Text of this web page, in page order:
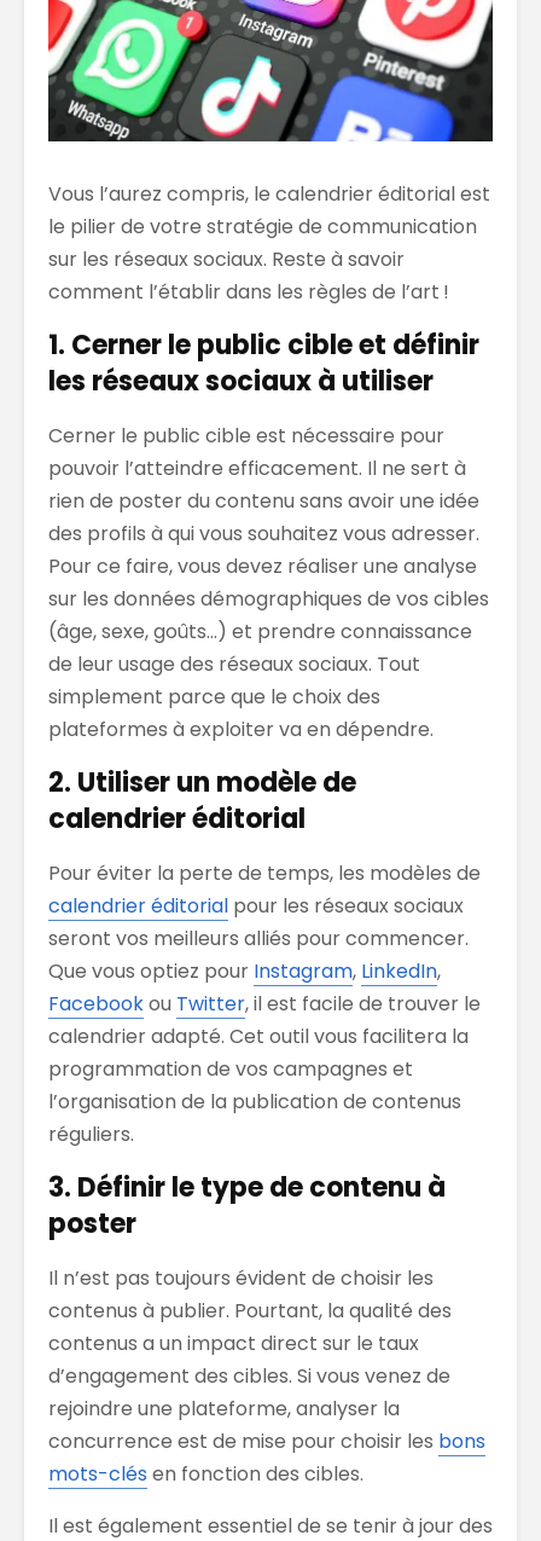
Vous l’aurez compris, le calendrier éditorial est
le pilier de votre stratégie de communication
sur les réseaux sociaux. Reste à savoir
comment l’établir dans les règles de l’art !
1. Cerner le public cible et définir
les réseaux sociaux à utiliser
Cerner le public cible est nécessaire pour
pouvoir l’atteindre efficacement. Il ne sert à
rien de poster du contenu sans avoir une idée
des profils à qui vous souhaitez vous adresser.
Pour ce faire, vous devez réaliser une analyse
sur les données démographiques de vos cibles
(âge, sexe, goûts…) et prendre connaissance
de leur usage des réseaux sociaux. Tout
simplement parce que le choix des
plateformes à exploiter va en dépendre.
2. Utiliser un modèle de
calendrier éditorial
Pour éviter la perte de temps, les modèles de
calendrier éditorial pour les réseaux sociaux
seront vos meilleurs alliés pour commencer.
Que vous optiez pour Instagram, LinkedIn,
Facebookou Twitter, il est facile de trouver le
calendrier adapté. Cet outil vous facilitera la
programmation de vos campagnes et
l’organisation de la publication de contenus
réguliers.
3. Définir le type de contenu à
poster
Il n’est pas toujours évident de choisir les
contenus à publier. Pourtant, la qualité des
contenus a un impact direct sur le taux
d’engagement des cibles. Si vous venez de
rejoindre une plateforme, analyser la
concurrence est de mise pour choisir les bons
mots-clés en fonction des cibles.
Il est également essentiel de se tenir à jour des